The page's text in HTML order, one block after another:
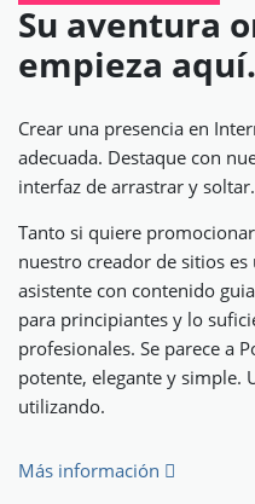
Su aventura
empieza aquí.
Crear una presencia en
adecuada. Destaque con
interfaz de arrastrar y soltar.
Tanto si quiere
nuestro creador de sitios
asistente con contenido
para principiantes y lo
profesionales. Se parece a
potente, elegante y simple.
utilizando.
Más información